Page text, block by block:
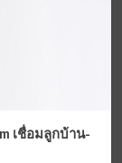
เชื่อมลูกบ้าน-